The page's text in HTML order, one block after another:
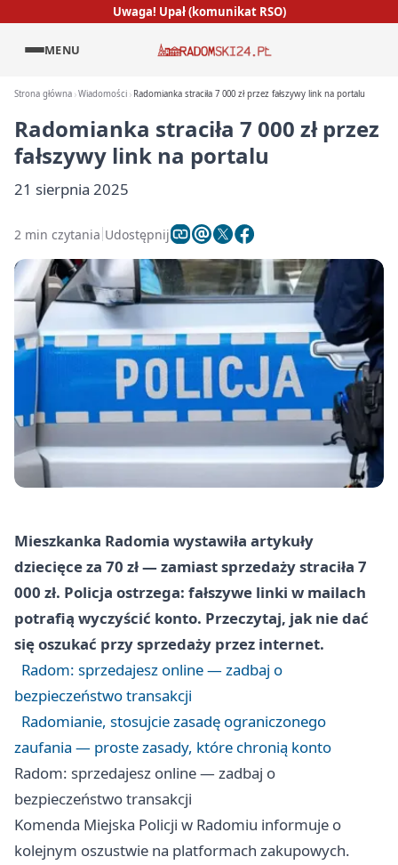
Uwaga! Upał (komunikat RSO)
MENU
Strona główna Wiadomości Radomianka straciła 7 000 zł przez fałszywy link na portalu
Radomianka straciła 7 000 zł przez
fałszywy link na portalu
21 sierpnia 2025
2 min czytania Udostępnij
Mieszkanka Radomia wystawiła artykuły
dziecięce za 70 zł — zamiast sprzedaży straciła 7
000 zł. Policja ostrzega: fałszywe linki w mailach
potrafią wyczyścić konto. Przeczytaj, jak nie dać
się oszukać przy sprzedaży przez internet.
Radom: sprzedajesz online — zadbaj o
bezpieczeństwo transakcji
Radomianie, stosujcie zasadę ograniczonego
zaufania — proste zasady, które chronią konto
Radom: sprzedajesz online — zadbaj o
bezpieczeństwo transakcji
Komenda Miejska Policji w Radomiu informuje o
kolejnym oszustwie na platformach zakupowych.